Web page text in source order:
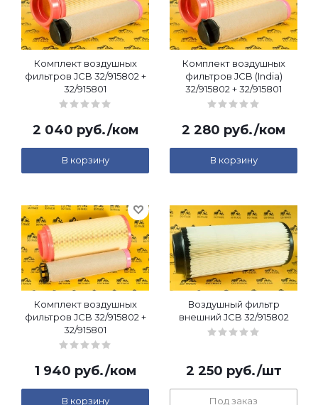
Комплект воздушных
фильтров JCB 32/915802 +
32/915801
2 040 руб./ком
В корзину
Комплект воздушных
фильтров JCB (India)
32/915802 + 32/915801
2 280 руб./ком
В корзину
Комплект воздушных
фильтров JCB 32/915802 +
32/915801
1 940 руб./ком
В корзину
Воздушный фильтр
внешний JCB 32/915802
2 250 руб./шт
Под заказ